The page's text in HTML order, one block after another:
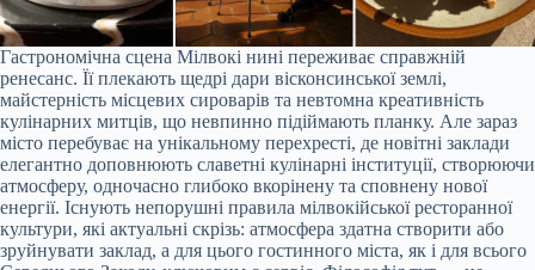
Гастрономічна сцена Мілвокі нині переживає справжній
ренесанс. Її плекають щедрі дари вісконсинської землі,
майстерність місцевих сироварів та невтомна креативність
кулінарних митців, що невпинно підіймають планку. Але зараз
місто перебуває на унікальному перехресті, де новітні заклади
елегантно доповнюють славетні кулінарні інституції, створюючи
атмосферу, одночасно глибоко вкорінену та сповнену нової
енергії. Існують непорушні правила мілвокійської ресторанної
культури, які актуальні скрізь: атмосфера здатна створити або
зруйнувати заклад, а для цього гостинного міста, як і для всього